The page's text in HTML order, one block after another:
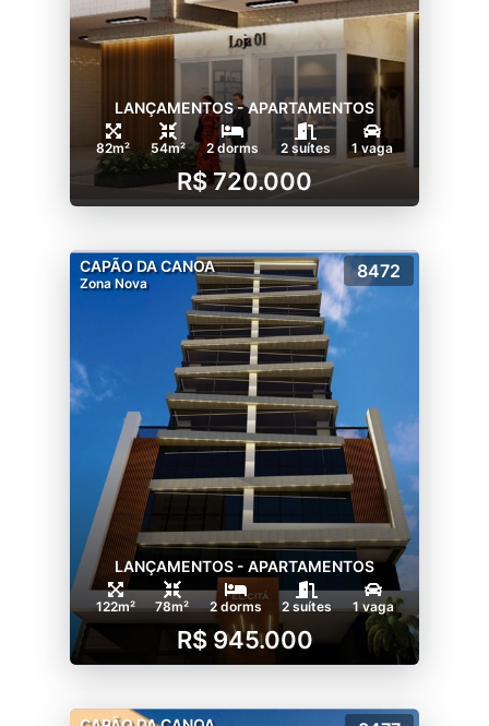
LANÇAMENTOS - APARTAMENTOS
82m² 54m² 2 dorms 2 suítes 1 vaga
R$ 720.000
CAPÃO DA CANOA
Zona Nova
8472
LANÇAMENTOS - APARTAMENTOS
122m² 78m² 2 dorms 2 suítes 1 vaga
R$ 945.000